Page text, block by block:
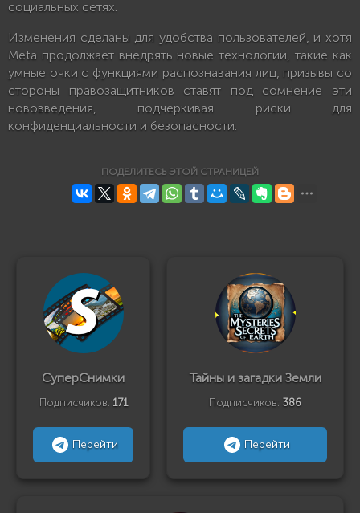
социальных сетях.
Изменения сделаны для удобства пользователей, и хотя
Meta продолжает внедрять новые технологии, такие как
умные очки с функциями распознавания лиц, призывы со
стороны правозащитников ставят под сомнение эти
нововведения, подчеркивая риски для
конфиденциальности и безопасности.
ПОДЕЛИТЕСЬ ЭТОЙ СТРАНИЦЕЙ
СуперСнимки
Подписчиков: 171
Перейти
Тайны и загадки Земли
Подписчиков: 386
Перейти